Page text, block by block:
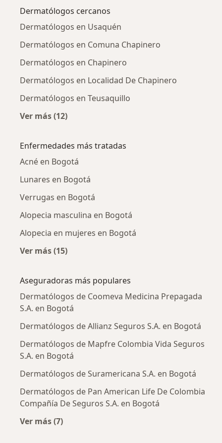
Dermatólogos cercanos
Dermatólogos en Usaquén
Dermatólogos en Comuna Chapinero
Dermatólogos en Chapinero
Dermatólogos en Localidad De Chapinero
Dermatólogos en Teusaquillo
Ver más (12)
Enfermedades más tratadas
Acné en Bogotá
Lunares en Bogotá
Verrugas en Bogotá
Alopecia masculina en Bogotá
Alopecia en mujeres en Bogotá
Ver más (15)
Aseguradoras más populares
Dermatólogos de Coomeva Medicina Prepagada
S.A. en Bogotá
Dermatólogos de Allianz Seguros S.A. en Bogotá
Dermatólogos de Mapfre Colombia Vida Seguros
S.A. en Bogotá
Dermatólogos de Suramericana S.A. en Bogotá
Dermatólogos de Pan American Life De Colombia
Compañía De Seguros S.A. en Bogotá
Ver más (7)